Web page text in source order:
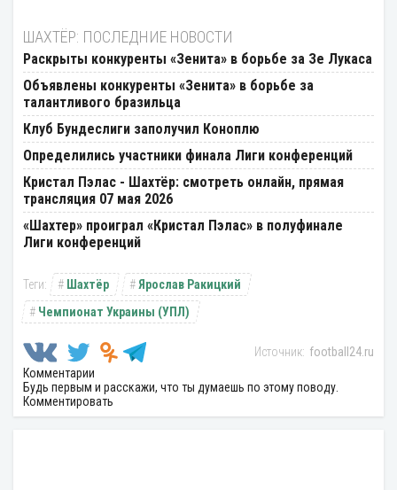
ШАХТЁР: ПОСЛЕДНИЕ НОВОСТИ
Раскрыты конкуренты «Зенита» в борьбе за Зе Лукаса
Объявлены конкуренты «Зенита» в борьбе за
талантливого бразильца
Клуб Бундеслиги заполучил Коноплю
Определились участники финала Лиги конференций
Кристал Пэлас - Шахтёр: смотреть онлайн, прямая
трансляция 07 мая 2026
«Шахтер» проиграл «Кристал Пэлас» в полуфинале
Лиги конференций
Шахтёр
Ярослав Ракицкий
Чемпионат Украины (УПЛ)
football24.ru
Комментарии
Будь первым и расскажи, что ты думаешь по этому поводу.
Комментировать